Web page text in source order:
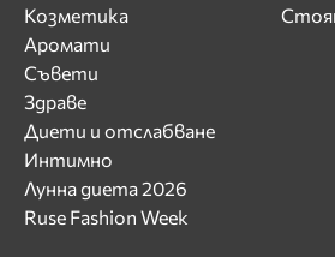
Козметика
Аромати
Съвети
Здраве
Диети и отслабване
Интимно
Лунна диета 2026
Ruse Fashion Week